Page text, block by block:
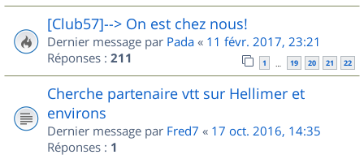
[Club57]--> On est chez nous!
Dernier message par Pada « 11 févr. 2017, 23:21
Réponses : 211 1 … 19 20 21 22
Cherche partenaire vtt sur Hellimer et
environs
Dernier message par Fred7 « 17 oct. 2016, 14:35
Réponses : 1